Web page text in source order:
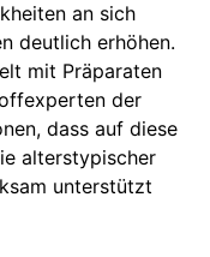
an sich
deutlich erhöhen.
mit Präparaten
der
dass auf diese
alterstypischer
unterstützt